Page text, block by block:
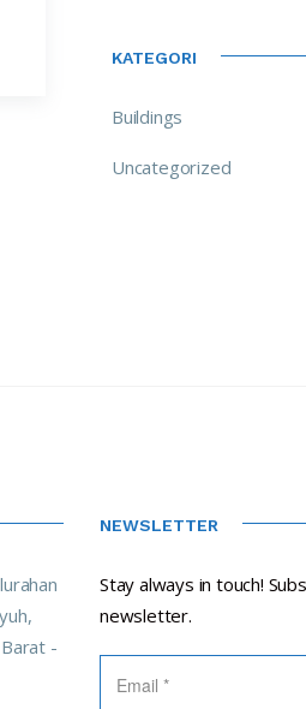
KATEGORI
Buildings
Uncategorized
-
NEWSLETTER
Stay always in touch!
newsletter.